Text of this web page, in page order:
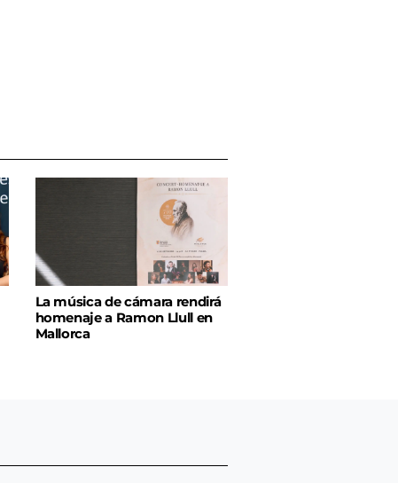
La música de cámara rendirá
homenaje a Ramon Llull en
Mallorca